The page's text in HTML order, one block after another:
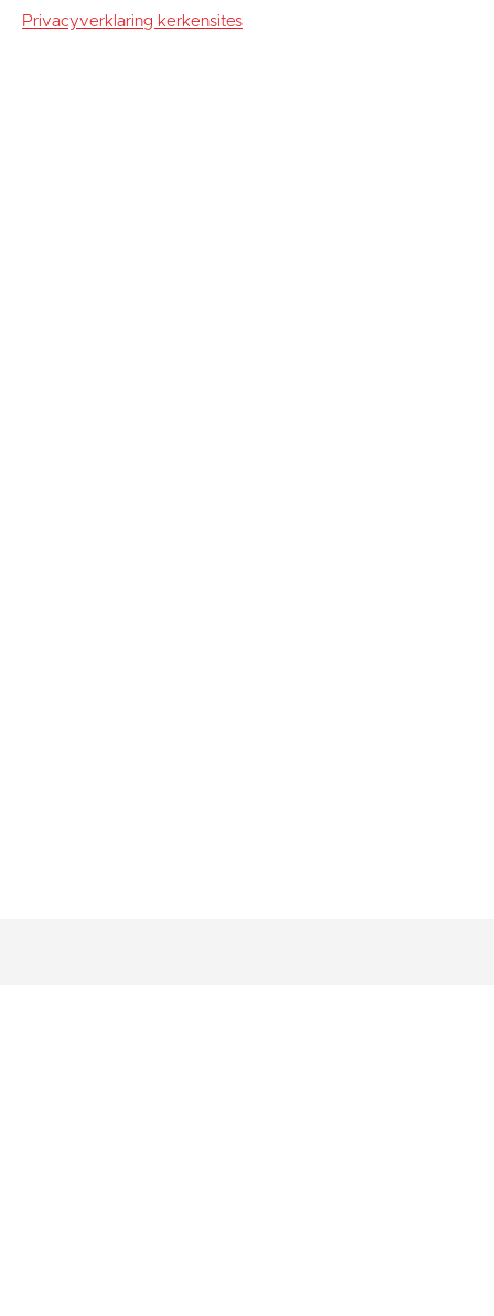
Privacyverklaring kerkensites